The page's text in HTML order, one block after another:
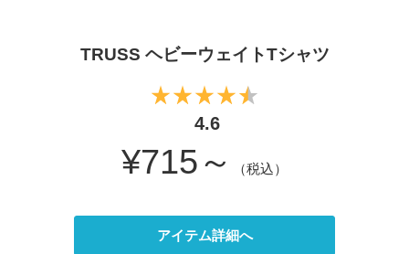
TRUSS ヘビーウェイトTシャツ
4.6
¥715～ （税込）
アイテム詳細へ